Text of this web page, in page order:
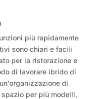
più rapidamente
sono chiari e facili
per la ristorazione e
di lavorare ibrido di
di
per più modelli,